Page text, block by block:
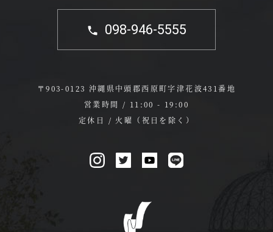
098-946-5555
〒903-0123 沖縄県中頭郡西原町字津花波431番地
営業時間 / 11:00 - 19:00
定休日 / 火曜（祝日を除く）